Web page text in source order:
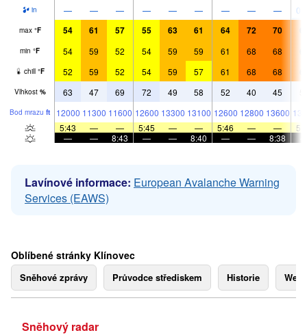
in — — — — — — — — —
max °F 54 61 57 55 63 61 64 72 70
min °F 54 59 52 54 59 59 61 68 68
chill °F 52 59 52 54 59 57 61 68 68
Vlhkost % 63 47 69 72 49 58 52 40 45
Bod mrazu ft 12000 11300 11600 12600 13300 13100 12600 12800 13600
5:43
— — 5:45 — — 5:46 — —
—
— 8:43 — — 8:40 — — 8:38
Lavínové informace: European Avalanche Warning
Services (EAWS)
Oblíbené stránky Klínovec
Sněhové zprávy Průvodce střediskem Historie
Sněhový radar